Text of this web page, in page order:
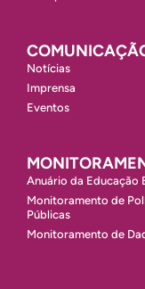
Notícias
Imprensa
Eventos
Anuário da Educação
Monitoramento de
Públicas
Monitoramento de